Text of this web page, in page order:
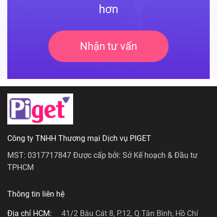
hơn
Nhận tư vấn
Công ty TNHH Thương mại Dịch vụ PIGET
MST: 0317717847 Được cấp bởi: Sở Kế hoạch & Đầu tư
TPHCM
Thông tin liên hệ
Địa chỉ HCM: 41/2 Bàu Cát 8, P.12, Q.Tân Bình, Hồ Chí